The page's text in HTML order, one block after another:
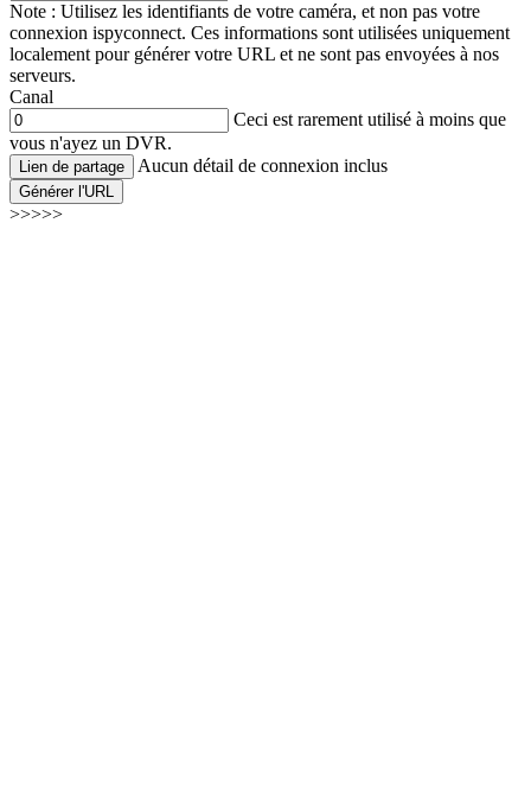
Note : Utilisez les identifiants de votre caméra, et non pas votre
connexion ispyconnect. Ces informations sont utilisées uniquement
localement pour générer votre URL et ne sont pas envoyées à nos
serveurs.
Canal
Ceci est rarement utilisé à moins que
vous n'ayez un DVR.
Lien de partage Aucun détail de connexion inclus
Générer l'URL
>>>>>